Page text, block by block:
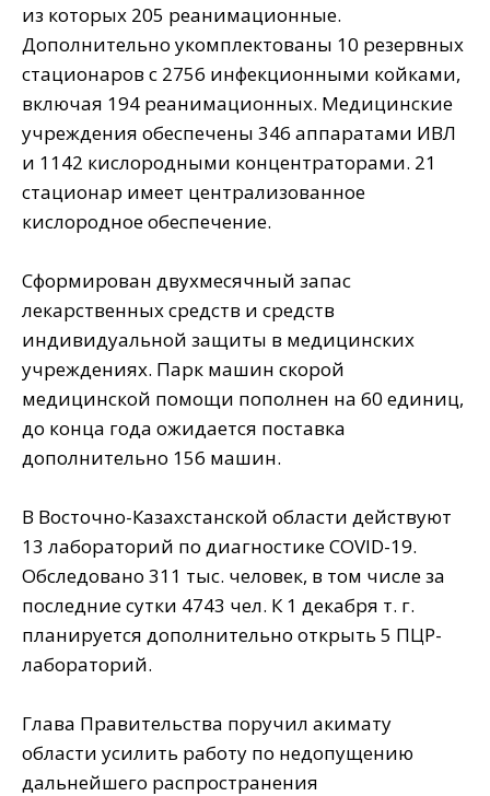
из которых 205 реанимационные.
Дополнительно укомплектованы 10 резервных
стационаров с 2756 инфекционными койками,
включая 194 реанимационных. Медицинские
учреждения обеспечены 346 аппаратами ИВЛ
и 1142 кислородными концентраторами. 21
стационар имеет централизованное
кислородное обеспечение.
Сформирован двухмесячный запас
лекарственных средств и средств
индивидуальной защиты в медицинских
учреждениях. Парк машин скорой
медицинской помощи пополнен на 60 единиц,
до конца года ожидается поставка
дополнительно 156 машин.
В Восточно-Казахстанской области действуют
13 лабораторий по диагностике COVID-19.
Обследовано 311 тыс. человек, в том числе за
последние сутки 4743 чел. К 1 декабря т. г.
планируется дополнительно открыть 5 ПЦР-
лабораторий.
Глава Правительства поручил акимату
области усилить работу по недопущению
дальнейшего распространения